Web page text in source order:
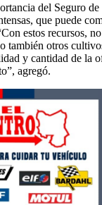
del Seguro de
que puede
estos recursos,
también otros
y cantidad de la
agregó.